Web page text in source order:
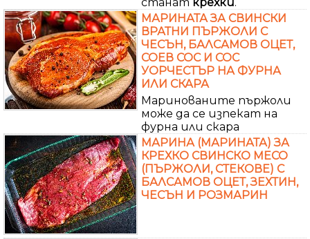
МАРИНАТА ЗА СВИНСКИ
ВРАТНИ ПЪРЖОЛИ С
ЧЕСЪН, БАЛСАМОВ ОЦЕТ,
СОЕВ СОС И СОС
УОРЧЕСТЪР НА ФУРНА
ИЛИ СКАРА
Маринованите пържоли
може да се изпекат на
фурна или скара
МАРИНА (МАРИНАТА) ЗА
КРЕХКО СВИНСКО МЕСО
(ПЪРЖОЛИ, СТЕКОВЕ) С
БАЛСАМОВ ОЦЕТ, ЗЕХТИН,
ЧЕСЪН И РОЗМАРИН